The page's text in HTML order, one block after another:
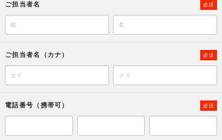
ご担当者名 必須
ご担当者名（カナ） 必須
電話番号（携帯可） 必須